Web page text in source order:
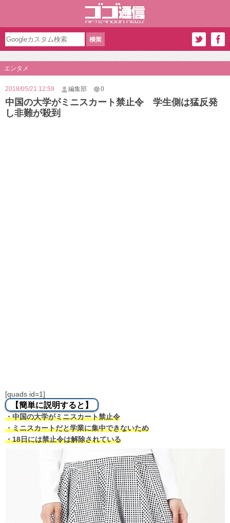
エンタメ
2018/05/21 12:59 編集部 0
中国の大学がミニスカート禁止令 学生側は猛反発
し非難が殺到
[quads id=1]
【簡単に説明すると】
・中国の大学がミニスカート禁止令
・ミニスカートだと学業に集中できないため
・18日には禁止令は解除されている